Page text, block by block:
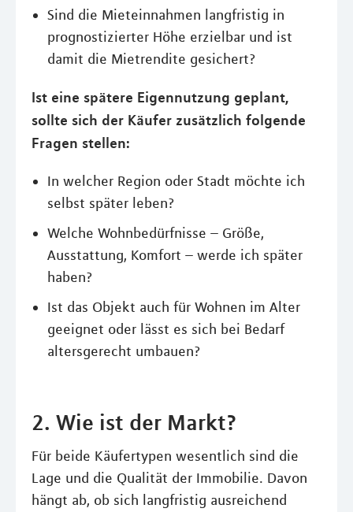
Sind die Mieteinnahmen langfristig in
prognostizierter Höhe erzielbar und ist
damit die Mietrendite gesichert?
Ist eine spätere Eigennutzung geplant,
sollte sich der Käufer zusätzlich folgende
Fragen stellen:
In welcher Region oder Stadt möchte ich
selbst später leben?
Welche Wohnbedürfnisse – Größe,
Ausstattung, Komfort – werde ich später
haben?
Ist das Objekt auch für Wohnen im Alter
geeignet oder lässt es sich bei Bedarf
altersgerecht umbauen?
2. Wie ist der Markt?
Für beide Käufertypen wesentlich sind die
Lage und die Qualität der Immobilie. Davon
hängt ab, ob sich langfristig ausreichend